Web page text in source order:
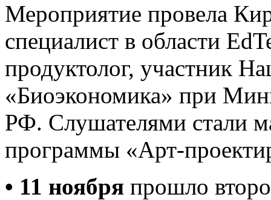
Мероприятие провела
специалист в области
продуктолог, участник
«Биоэкономика» при
РФ. Слушателями стали
программы «Арт-
• 11 ноября прошло